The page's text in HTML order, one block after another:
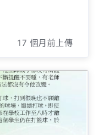
17 個月前上傳